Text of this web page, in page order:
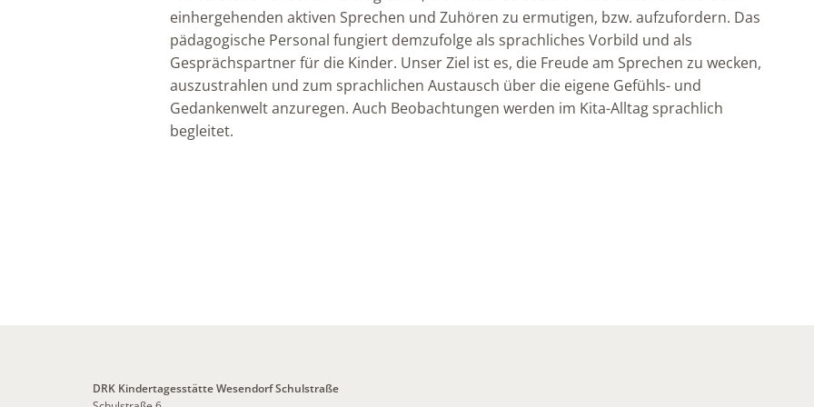
einhergehenden aktiven Sprechen und Zuhören zu ermutigen, bzw. aufzufordern. Das
pädagogische Personal fungiert demzufolge als sprachliches Vorbild und als
Gesprächspartner für die Kinder. Unser Ziel ist es, die Freude am Sprechen zu wecken,
auszustrahlen und zum sprachlichen Austausch über die eigene Gefühls- und
Gedankenwelt anzuregen. Auch Beobachtungen werden im Kita-Alltag sprachlich
begleitet.
DRK Kindertagesstätte Wesendorf Schulstraße